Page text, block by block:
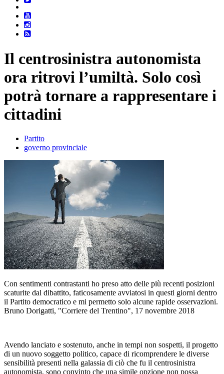
Il centrosinistra autonomista
ora ritrovi l’umiltà. Solo così
potrà tornare a rappresentare i
cittadini
Partito
governo provinciale
Con sentimenti contrastanti ho preso atto delle più recenti posizioni
scaturite dal dibattito, faticosamente avviatosi in questi giorni dentro
il Partito democratico e mi permetto solo alcune rapide osservazioni.
Bruno Dorigatti, "Corriere del Trentino", 17 novembre 2018
Avendo lanciato e sostenuto, anche in tempi non sospetti, il progetto
di un nuovo soggetto politico, capace di ricomprendere le diverse
sensibilità presenti nella galassia di ciò che fu il centrosinistra
autonomista, sono convinto che una simile opzione non possa